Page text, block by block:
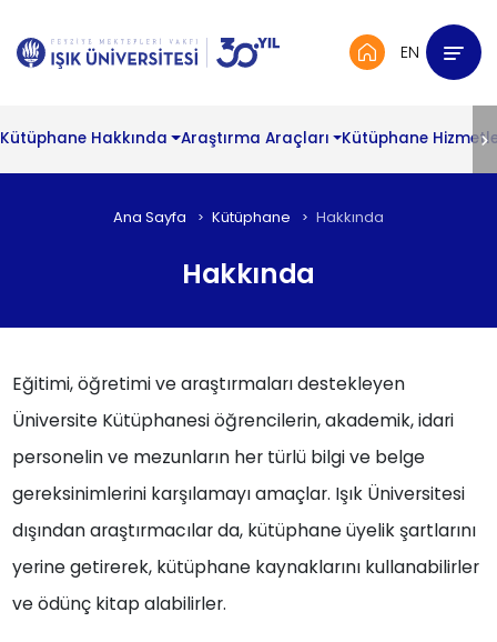
EN
Kütüphane Hakkında Araştırma Araçları Kütüphane
Ana Sayfa Kütüphane Hakkında
Hakkında
Eğitimi, öğretimi ve araştırmaları destekleyen
Üniversite Kütüphanesi öğrencilerin, akademik, idari
personelin ve mezunların her türlü bilgi ve belge
gereksinimlerini karşılamayı amaçlar. Işık Üniversitesi
dışından araştırmacılar da, kütüphane üyelik şartlarını
yerine getirerek, kütüphane kaynaklarını kullanabilirler
ve ödünç kitap alabilirler.